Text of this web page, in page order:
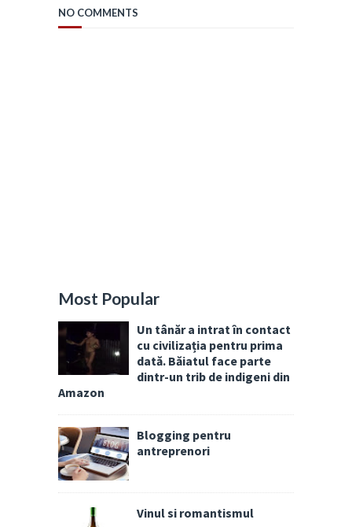
NO COMMENTS
Most Popular
Un tânăr a intrat în contact
cu civilizația pentru prima
dată. Băiatul face parte
dintr-un trib de indigeni din
Amazon
Blogging pentru
antreprenori
Vinul si romantismul